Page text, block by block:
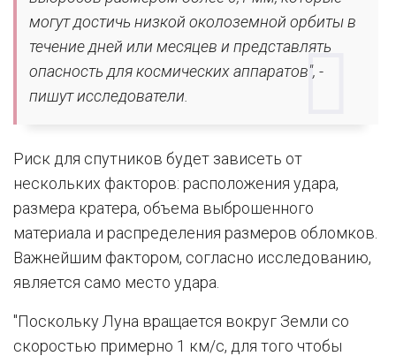
могут достичь низкой околоземной орбиты в
течение дней или месяцев и представлять
опасность для космических аппаратов", -
пишут исследователи.
Риск для спутников будет зависеть от
нескольких факторов: расположения удара,
размера кратера, объема выброшенного
материала и распределения размеров обломков.
Важнейшим фактором, согласно исследованию,
является само место удара.
"Поскольку Луна вращается вокруг Земли со
скоростью примерно 1 км/с, для того чтобы